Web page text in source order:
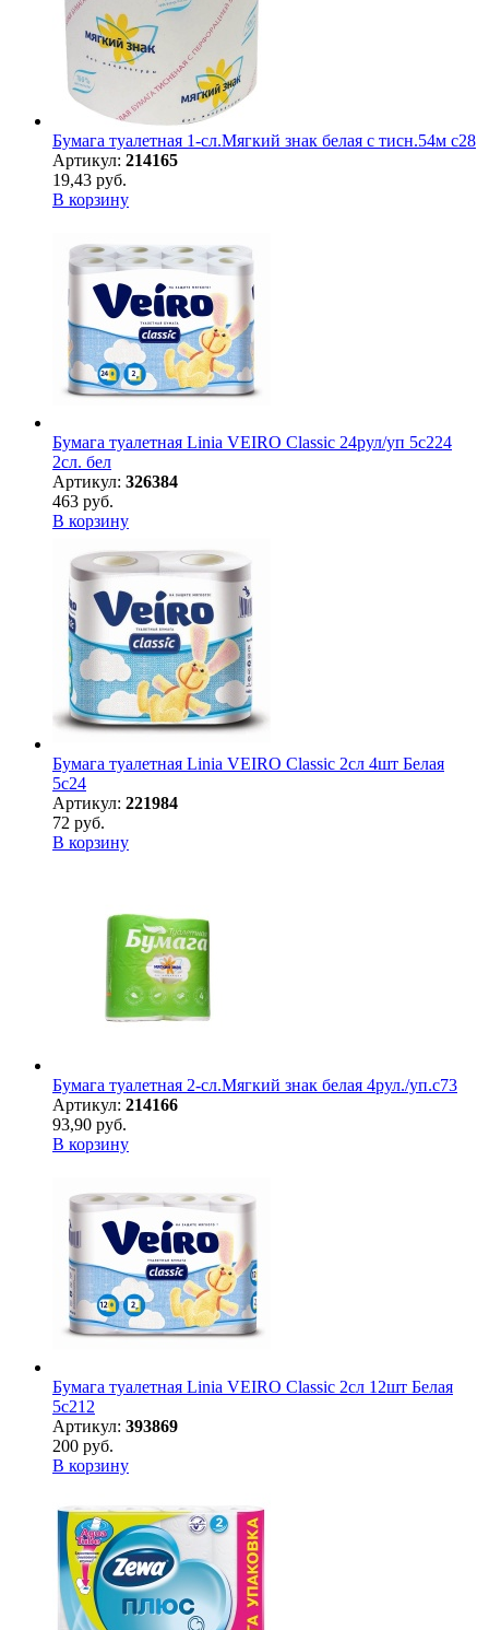
Бумага туалетная 1-сл.Мягкий знак белая с тисн.54м c28
Артикул: 214165
19,43 руб.
В корзину
Бумага туалетная Linia VEIRO Classic 24рул/уп 5с224
2сл. бел
Артикул: 326384
463 руб.
В корзину
Бумага туалетная Linia VEIRO Classic 2сл 4шт Белая
5с24
Артикул: 221984
72 руб.
В корзину
Бумага туалетная 2-сл.Мягкий знак белая 4рул./уп.с73
Артикул: 214166
93,90 руб.
В корзину
Бумага туалетная Linia VEIRO Classic 2сл 12шт Белая
5с212
Артикул: 393869
200 руб.
В корзину